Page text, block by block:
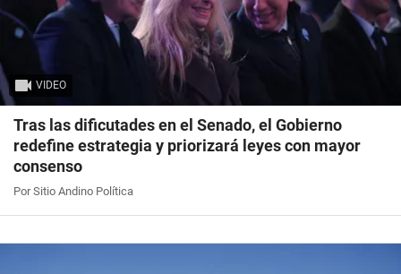
VIDEO
Tras las dificutades en el Senado, el Gobierno
redefine estrategia y priorizará leyes con mayor
consenso
Por Sitio Andino Política